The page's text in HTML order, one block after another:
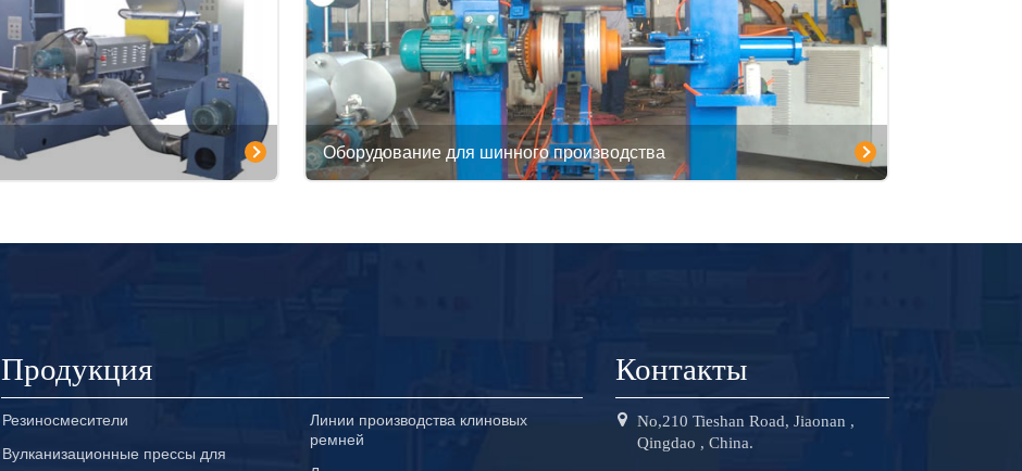
Оборудование для шинного производства
Продукция
Резиносмесители
Вулканизационные прессы для
Линии производства клиновых
ремней
Контакты
No,210 Tieshan Road, Jiaonan ,
Qingdao , China.